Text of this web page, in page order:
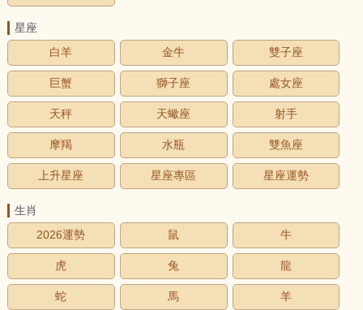
星座
白羊
金牛 雙子座
巨蟹 獅子座 處女座
天秤 天蠍座 射手
摩羯 水瓶 雙魚座
上升星座 星座專區 星座運勢
生肖
2026運勢
鼠 牛
虎 兔 龍
蛇 馬 羊